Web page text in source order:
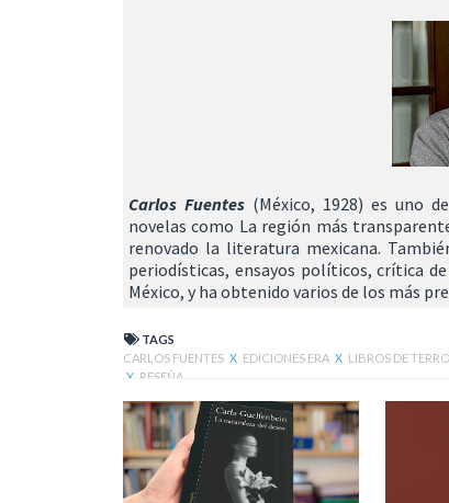
Carlos Fuentes(México, 1928) es uno
novelas como La región más
renovado la literatura mexicana.
periodísticas, ensayos políticos, crítica
México, y ha obtenido varios de los más
TAGS
CARLOS FUENTES X EDICIONES ERA X LIBROS DE
X RESEÑA